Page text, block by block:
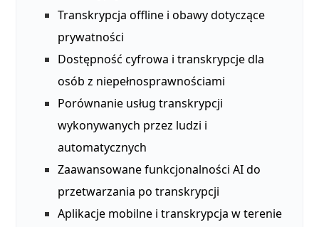
Transkrypcja offline i obawy dotyczące
prywatności
Dostępność cyfrowa i transkrypcje dla
osób z niepełnosprawnościami
Porównanie usług transkrypcji
wykonywanych przez ludzi i
automatycznych
Zaawansowane funkcjonalności AI do
przetwarzania po transkrypcji
Aplikacje mobilne i transkrypcja w terenie